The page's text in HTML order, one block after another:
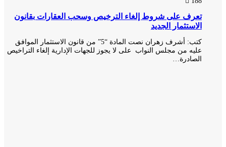
تعرف على شروط إلغاء الترخيص وسحب العقارات بقانون
الاستثمار الجديد
كتب: أشرف زهران نصت المادة “5” من قانون الاستثمار الموافق
عليه من مجلس النواب على لا يجوز للجهات الإدارية إلغاء التراخيص
الصادرة…